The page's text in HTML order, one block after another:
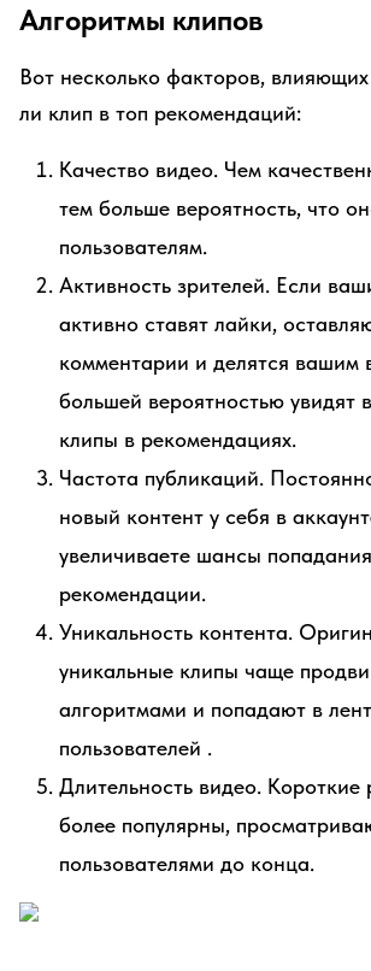
Алгоритмы клипов
Вот несколько факторов,
ли клип в топ рекомендаций:
Качество видео. Чем
тем больше вероятность, что
пользователям.
Активность зрителей. Если
активно ставят лайки,
комментарии и делятся вашим
большей вероятностью увидят
клипы в рекомендациях.
Частота публикаций.
новый контент у себя в
увеличиваете шансы
рекомендации.
Уникальность контента.
уникальные клипы чаще
алгоритмами и попадают в
пользователей .
Длительность видео.
более популярны,
пользователями до конца.